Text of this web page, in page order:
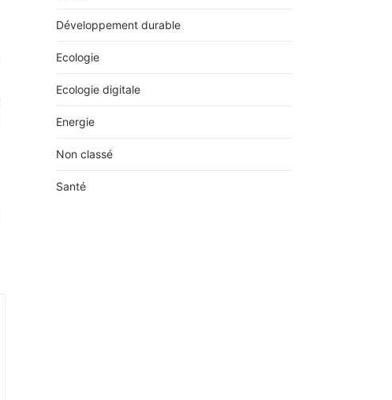
Développement durable
Ecologie
Ecologie digitale
Energie
Non classé
Santé